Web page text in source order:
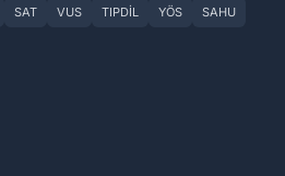
SAT VUS TIPDİL YÖS SAHU